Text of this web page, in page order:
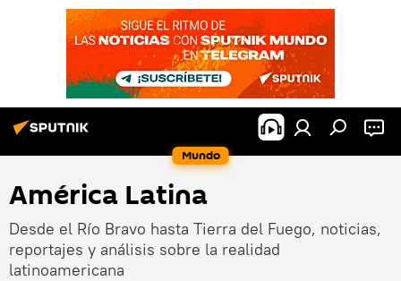
Mundo
América Latina
Desde el Río Bravo hasta Tierra del Fuego, noticias,
reportajes y análisis sobre la realidad
latinoamericana